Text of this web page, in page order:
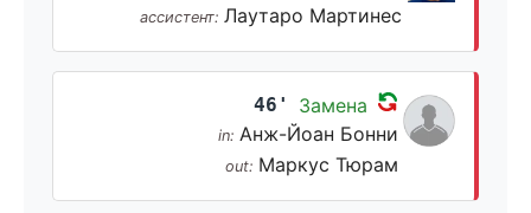
ассистент:Лаутаро Мартинес
46' Замена
in: Анж-Йоан Бонни
out: Маркус Тюрам